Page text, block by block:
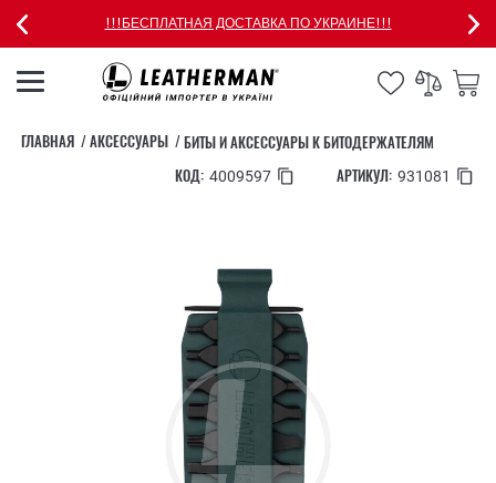
!!!БЕСПЛАТНАЯ ДОСТАВКА ПО УКРАИНЕ!!!
ГЛАВНАЯ АКСЕССУАРЫ
БИТЫ И АКСЕССУАРЫ К БИТОДЕРЖАТЕЛЯМ
КОД: 4009597 АРТИКУЛ: 931081